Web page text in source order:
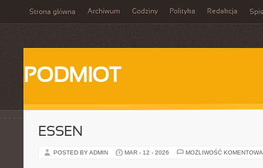
Strona główna Archiwum Godziny Polityka Redakcja
PODMIOT
ESSEN
POSTED BY ADMIN MAR - 12 - 2026 MOŻLIWOŚĆ